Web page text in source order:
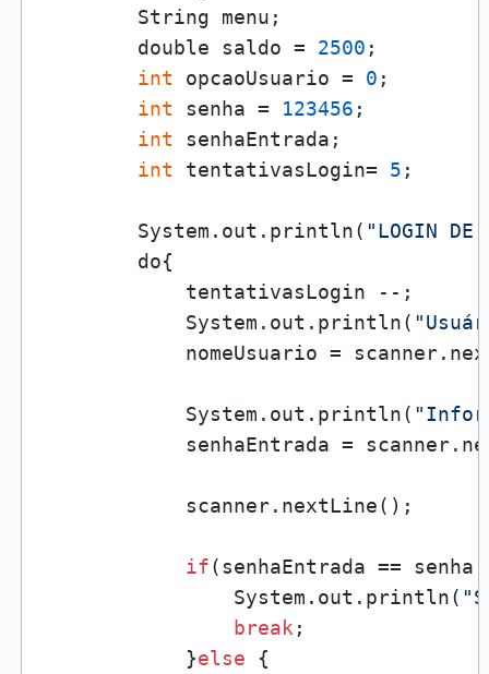
        String menu;
        double saldo =
2500 ;
int opcaoUsuario = 0 ;
int senha = 123456 ;
int senhaEntrada;
int tentativasLogin= 5 ;
        System.out.println(
"LOGIN DE
        do{
            tentativasLogin --;
            System.out.println(
nomeUsuario =
            System.out.println(
senhaEntrada =
            scanner.nextLine();
if(senhaEntrada ==
                System.out.println(
break ;
            }
else {